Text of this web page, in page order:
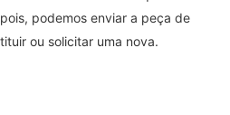
podemos enviar a peça de
ou solicitar uma nova.